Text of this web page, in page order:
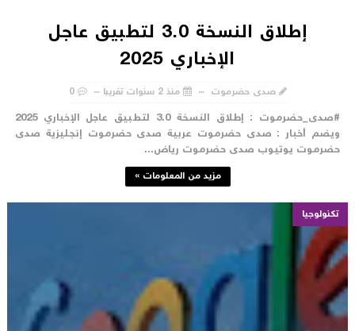
إطلاق النسخة 3.0 لتطبيق عاجل
الإخباري 2025
صدى حضرموت منذ 2 سنوات تقريبا 0
#صدى_حضرموت : إطلاق النسخة 3.0 لتطبيق عاجل الإخباري 2025
أخبار : صدى حضرموت عربية صدى حضرموت إنجليزية صدى
يوتيوب صدى حضرموت رياض...
مزيد من المعلومات »
تكنولوجيا